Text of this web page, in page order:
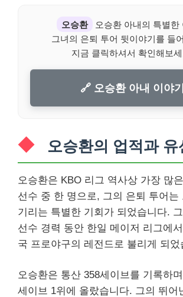
오승환
오승환 아내의 특별한
그녀의 은퇴 투어 뒷이야기를 들
지금 클릭하셔서 확인해보
🔗 오승환 아내 이야기
오승환의 업적과 유
오승환은 KBO 리그 역사상 가장 많
선수 중 한 명으로, 그의 은퇴 투어는
기리는 특별한 기회가 되었습니다.
선수 경력 동안 한일 메이저 리그에
국 프로야구의 레전드로 불리게 되었
오승환은 통산 358세이브를 기록하
세이브 1위에 올랐습니다. 그의 뛰어